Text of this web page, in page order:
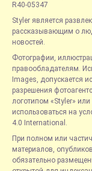
R40-05347
Styler является
рассказывающим о
новостей.
Фотографии,
правообладателям.
Images, допускается
разрешения
логотипом «Styler»
использоваться на
4.0 International.
При полном или
материалов,
обязательно